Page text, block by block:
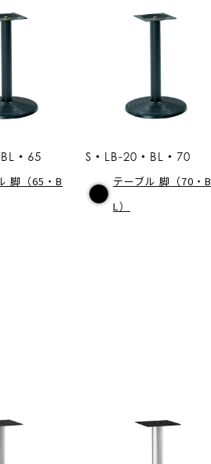
・65
脚（65・B
S・LB-20・BL・70
テーブル 脚（70・B
L）